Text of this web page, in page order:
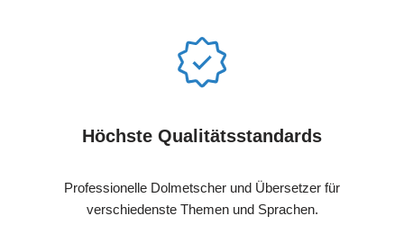
Höchste Qualitätsstandards
Professionelle Dolmetscher und Übersetzer für
verschiedenste Themen und Sprachen.